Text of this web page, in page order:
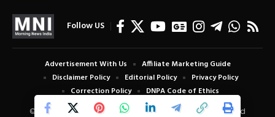
Follow US
© Copyright 2024 Morning News India. All Rights Reserved
Advertisement With Us
Affiliate Marketing Guide
Disclaimer Policy
Editorial Policy
Privacy Policy
Correction Policy
DNPA Code of Ethics